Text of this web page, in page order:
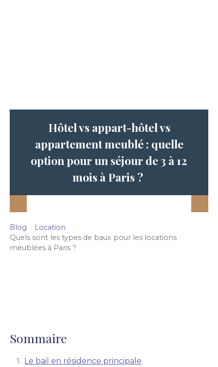
Hôtel vs appart-hôtel vs
appartement meublé : quelle
option pour un séjour de 3 à 12
mois à Paris ?
Blog
Location
Quels sont les types de baux pour les locations
meublées à Paris ?
Sommaire
Le bail en résidence principale